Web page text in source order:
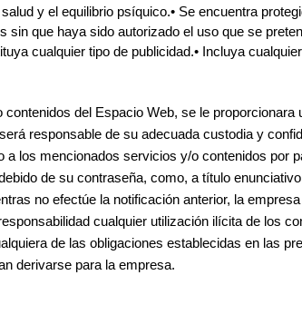
y el equilibrio psíquico.• Se encuentra
sin que haya sido autorizado el uso que se
cualquier tipo de publicidad.• Incluya
del Espacio Web, se le
responsable de su adecuada custodia y
los mencionados servicios y/o contenidos por
de su contraseña, como, a título
no efectúe la notificación anterior, la
cualquier utilización ilícita de los
de las obligaciones establecidas en las
derivarse para la empresa.